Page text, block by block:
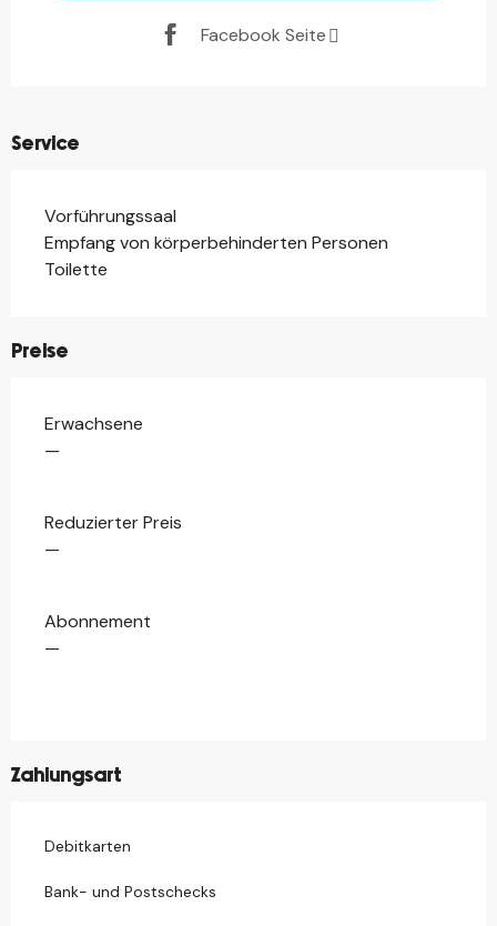
Facebook Seite
Service
Vorführungssaal
Empfang von körperbehinderten Personen
Toilette
Preise
Preise 2026
Erwachsene
—
Reduzierter Preis
—
Abonnement
—
Zahlungsart
Debitkarten
Bank- und Postschecks